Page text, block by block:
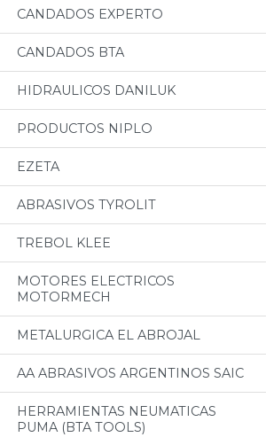
CANDADOS EXPERTO
CANDADOS BTA
HIDRAULICOS DANILUK
PRODUCTOS NIPLO
EZETA
ABRASIVOS TYROLIT
TREBOL KLEE
MOTORES ELECTRICOS
MOTORMECH
METALURGICA EL ABROJAL
AA ABRASIVOS ARGENTINOS SAIC
HERRAMIENTAS NEUMATICAS
PUMA (BTA TOOLS)